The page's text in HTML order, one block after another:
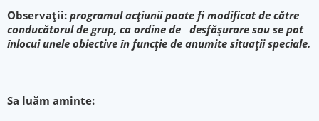
Observații: programul acțiunii poate fi modificat de către
conducătorul de grup, ca ordine de desfășurare sau se pot
înlocui unele obiective în funcție de anumite situații speciale.
Sa luăm aminte: